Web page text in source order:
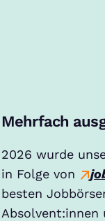
Mehrfach
2026 wurde
in Folge von
besten
Absolvent:innen